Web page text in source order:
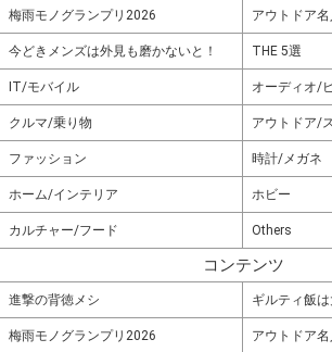
梅雨モノグランプリ2026 アウトドア
今どきメンズは外見も磨かないと！ THE 5選
IT/モバイル オーディオ/
クルマ/乗り物 アウトドア/
ファッション 時計/メガネ
ホーム/インテリア ホビー
カルチャー/フード Others
コンテンツ
進撃の背徳メシ ギルティ飯
梅雨モノグランプリ2026 アウトドア